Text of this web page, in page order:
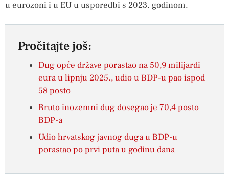
u eurozoni i u EU u usporedbi s 2023. godinom.
Pročitajte još:
Dug opće države porastao na 50,9 milijardi
eura u lipnju 2025., udio u BDP-u pao ispod
58 posto
Bruto inozemni dug dosegao je 70,4 posto
BDP-a
Udio hrvatskog javnog duga u BDP-u
porastao po prvi puta u godinu dana